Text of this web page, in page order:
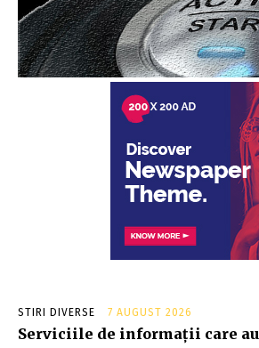
STIRI DIVERSE 7 AUGUST 2026
Serviciile de informații care